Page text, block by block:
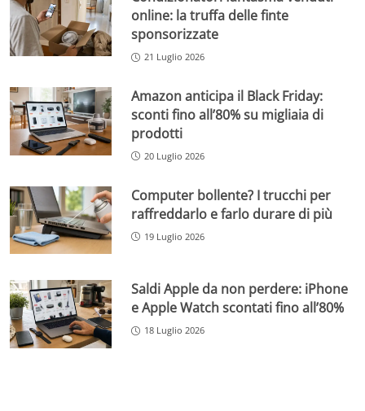
online: la truffa delle finte
sponsorizzate
21 Luglio 2026
Amazon anticipa il Black Friday:
sconti fino all’80% su migliaia di
prodotti
20 Luglio 2026
Computer bollente? I trucchi per
raffreddarlo e farlo durare di più
19 Luglio 2026
Saldi Apple da non perdere: iPhone
e Apple Watch scontati fino all’80%
18 Luglio 2026